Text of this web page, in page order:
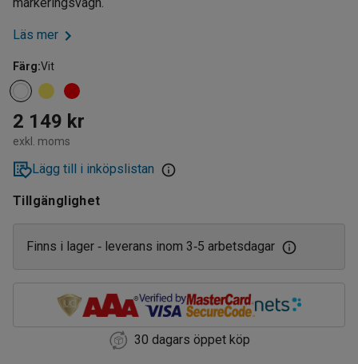
Läs mer
Färg:Vit
2 149 kr
exkl. moms
Lägg till i inköpslistan
Tillgänglighet
Finns i lager ‑ leverans inom 3‑5 arbetsdagar
30 dagars öppet köp